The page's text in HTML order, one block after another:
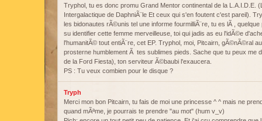
Tryphol, tu es donc promu Grand Mentor continental de la L.A.I.D.E.
Intergalactique de DaphniÃ¨le Et ceux qui s'en foutent c'est pareil).
les bidonautes rÃ©unis tel une informe fourmilliÃ¨re, tu es lÃ ,
su identifier cette femme merveilleuse, toi qui jadis as eu l'idÃ©e
l'humanitÃ© tout entiÃ¨re, cet EP. Tryphol, moi, Pitcairn, gÃ©nÃ©ral
prosterne humblement Ã tes sublimes pieds. Sache que tu peux me
de la Ford Fiesta), ton serviteur Ã©baubi l'exaucera.
PS : Tu veux combien pour le disque ?
Tryph
Merci mon bon Pitcairn, tu fais de moi une princesse ^ ^ mais ne
quand mÃªme, je pourrais te prendre "au mot" (hum v_v)